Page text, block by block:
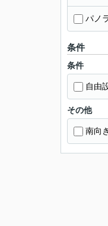
パノ
条件
条件
自由
その他
南向き